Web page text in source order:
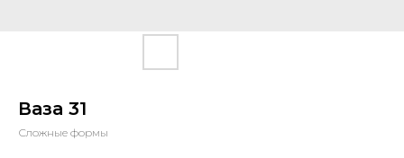
Ваза 31
Сложные формы